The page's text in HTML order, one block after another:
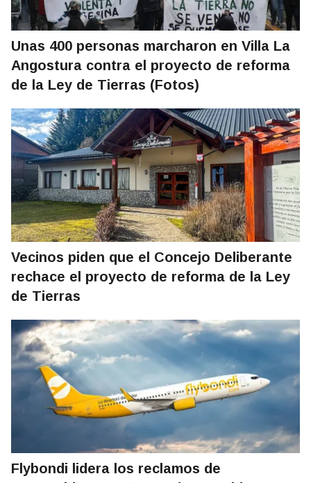
Unas 400 personas marcharon en Villa La
Angostura contra el proyecto de reforma
de la Ley de Tierras (Fotos)
Vecinos piden que el Concejo Deliberante
rechace el proyecto de reforma de la Ley
de Tierras
Flybondi lidera los reclamos de